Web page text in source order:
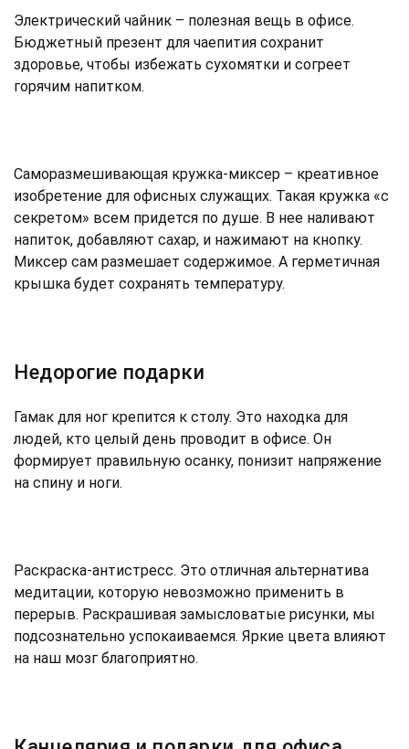
Электрический чайник – полезная вещь в офисе.
Бюджетный презент для чаепития сохранит
здоровье, чтобы избежать сухомятки и согреет
горячим напитком.
Саморазмешивающая кружка-миксер – креативное
изобретение для офисных служащих. Такая кружка «с
секретом» всем придется по душе. В нее наливают
напиток, добавляют сахар, и нажимают на кнопку.
Миксер сам размешает содержимое. А герметичная
крышка будет сохранять температуру.
Недорогие подарки
Гамак для ног крепится к столу. Это находка для
людей, кто целый день проводит в офисе. Он
формирует правильную осанку, понизит напряжение
на спину и ноги.
Раскраска-антистресс. Это отличная альтернатива
медитации, которую невозможно применить в
перерыв. Раскрашивая замысловатые рисунки, мы
подсознательно успокаиваемся. Яркие цвета влияют
на наш мозг благоприятно.